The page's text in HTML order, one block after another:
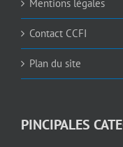
Mentions légales
Contact CCFI
Plan du site
PINCIPALES